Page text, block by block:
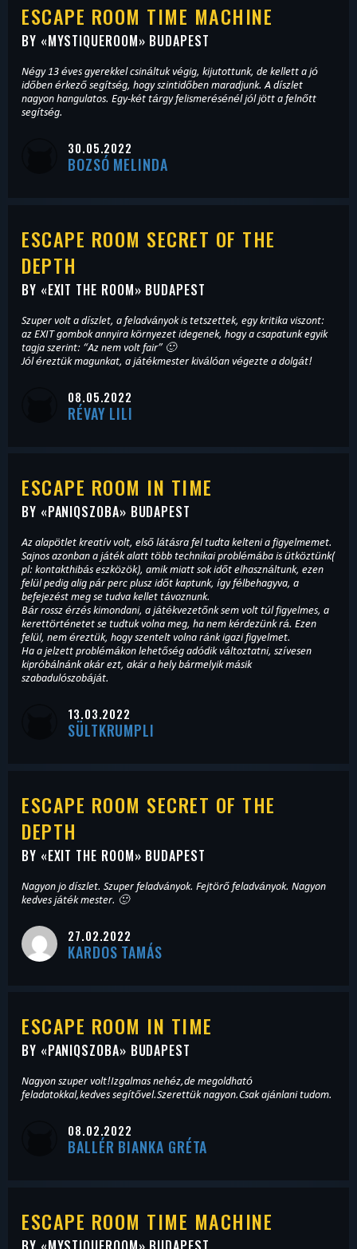
ESCAPE ROOM TIME MACHINE
BY «MYSTIQUEROOM» BUDAPEST
Négy 13 éves gyerekkel csináltuk végig, kijutottunk, de kellett a jó
időben érkező segítség, hogy szintidőben maradjunk. A díszlet
nagyon hangulatos. Egy-két tárgy felismerésénél jól jött a felnőtt
segítség.
30.05.2022
BOZSÓ MELINDA
ESCAPE ROOM SECRET OF THE
DEPTH
BY «EXIT THE ROOM» BUDAPEST
Szuper volt a díszlet, a feladványok is tetszettek, egy kritika viszont:
az EXIT gombok annyira környezet idegenek, hogy a csapatunk egyik
tagja szerint: “Az nem volt fair” 🙂
Jól éreztük magunkat, a játékmester kiválóan végezte a dolgát!
08.05.2022
RÉVAY LILI
ESCAPE ROOM IN TIME
BY «PANIQSZOBA» BUDAPEST
Az alapötlet kreatív volt, első látásra fel tudta kelteni a figyelmemet.
Sajnos azonban a játék alatt több technikai problémába is ütköztünk(
pl: kontakthibás eszközök), amik miatt sok időt elhasználtunk, ezen
felül pedig alig pár perc plusz időt kaptunk, így félbehagyva, a
befejezést meg se tudva kellet távoznunk.
Bár rossz érzés kimondani, a játékvezetőnk sem volt túl figyelmes, a
kerettörténetet se tudtuk volna meg, ha nem kérdezünk rá. Ezen
felül, nem éreztük, hogy szentelt volna ránk igazi figyelmet.
Ha a jelzett problémákon lehetőség adódik változtatni, szívesen
kipróbálnánk akár ezt, akár a hely bármelyik másik
szabadulószobáját.
13.03.2022
SÜLTKRUMPLI
ESCAPE ROOM SECRET OF THE
DEPTH
BY «EXIT THE ROOM» BUDAPEST
Nagyon jo díszlet. Szuper feladványok. Fejtörő feladványok. Nagyon
kedves játék mester. 🙂
27.02.2022
KARDOS TAMÁS
ESCAPE ROOM IN TIME
BY «PANIQSZOBA» BUDAPEST
Nagyon szuper volt!Izgalmas nehéz,de megoldható
feladatokkal,kedves segítővel.Szerettük nagyon.Csak ajánlani tudom.
08.02.2022
BALLÉR BIANKA GRÉTA
ESCAPE ROOM TIME MACHINE